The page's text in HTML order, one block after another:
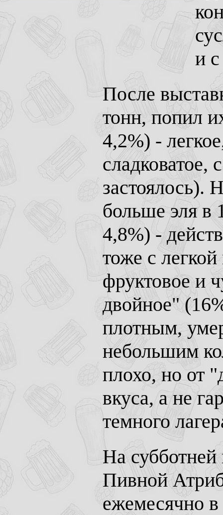
и
После
тонн, попил
4,2%) -
сладковатое,
застоялось).
больше эля в
4,8%) -
тоже с
фруктовое и
двойное"
плотным,
небольшим
плохо, но от
вкуса, а не
темного
На
Пивной
ежемесячно